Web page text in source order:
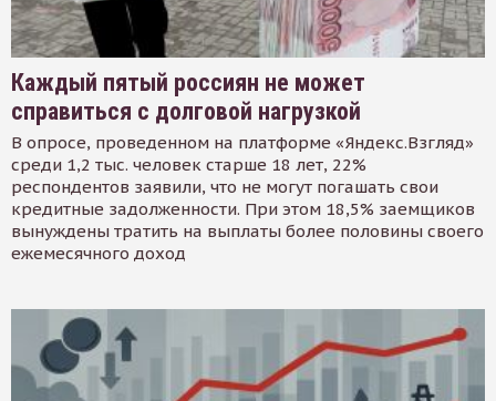
Каждый пятый россиян не может
справиться с долговой нагрузкой
В опросе, проведенном на платформе «Яндекс.Взгляд»
среди 1,2 тыс. человек старше 18 лет, 22%
респондентов заявили, что не могут погашать свои
кредитные задолженности. При этом 18,5% заемщиков
вынуждены тратить на выплаты более половины своего
ежемесячного доход